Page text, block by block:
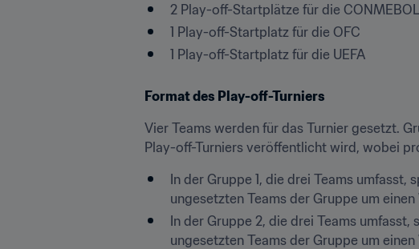
2 Play-off-Startplätze für die CONMEBOL
1 Play-off-Startplatz für die OFC
1 Play-off-Startplatz für die UEFA
Format des Play-off-Turniers
Vier Teams werden für das Turnier gesetzt.
Play-off-Turniers veröffentlicht wird, wobei
In der Gruppe 1, die drei Teams umfasst,
ungesetzten Teams der Gruppe um
In der Gruppe 2, die drei Teams
ungesetzten Teams der Gruppe um